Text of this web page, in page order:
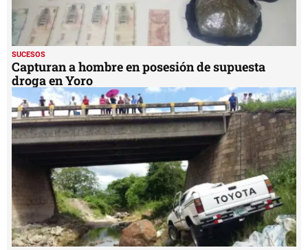
SUCESOS
Capturan a hombre en posesión de supuesta
droga en Yoro